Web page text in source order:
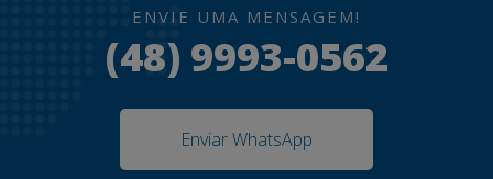
ENVIE UMA MENSAGEM!
(48) 9993-0562
Enviar WhatsApp